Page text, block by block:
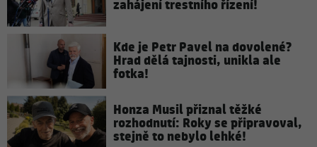
zahájení trestního řízení!
Kde je Petr Pavel na dovolené?
Hrad dělá tajnosti, unikla ale
fotka!
Honza Musil přiznal těžké
rozhodnutí: Roky se připravoval,
stejně to nebylo lehké!